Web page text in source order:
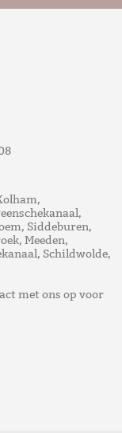
Siddeburen,
Meeden,
Schildwolde,
met ons op voor